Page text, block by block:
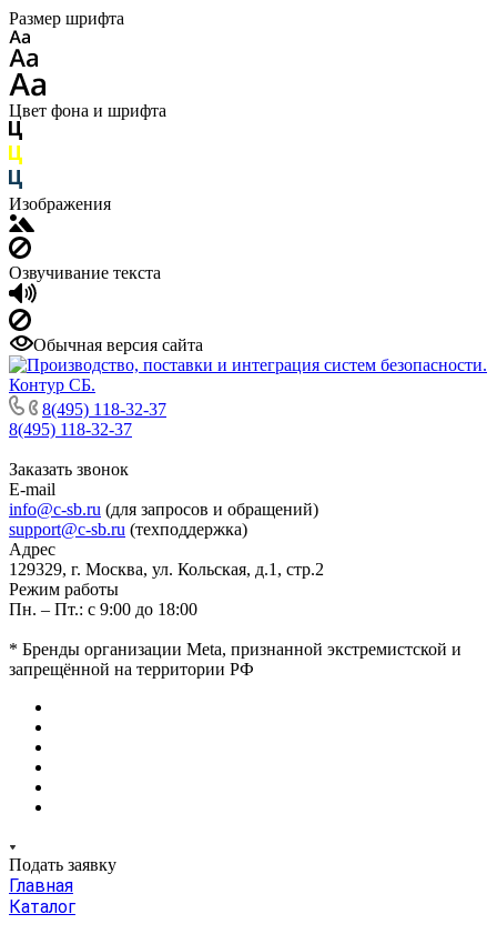
Размер шрифта
Цвет фона и шрифта
Изображения
Озвучивание текста
Обычная версия сайта
8(495) 118-32-37
8(495) 118-32-37
Заказать звонок
E-mail
info@c-sb.ru (для запросов и обращений)
support@c-sb.ru (техподдержка)
Адрес
129329, г. Москва, ул. Кольская, д.1, стр.2
Режим работы
Пн. – Пт.: с 9:00 до 18:00
* Бренды организации Meta, признанной экстремистской и
запрещённой на территории РФ
Подать заявку
Главная
Каталог